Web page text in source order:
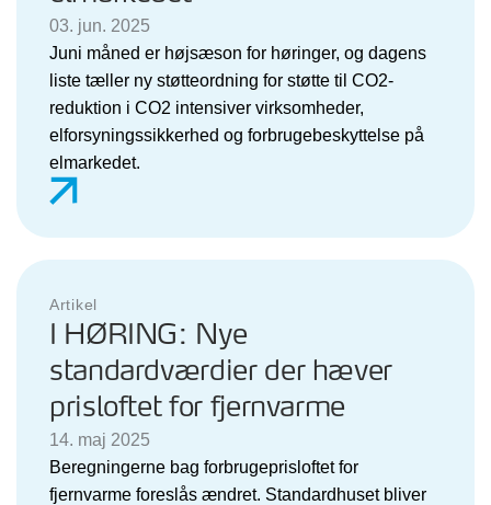
03. jun. 2025
Juni måned er højsæson for høringer, og dagens
liste tæller ny støtteordning for støtte til CO2-
reduktion i CO2 intensiver virksomheder,
elforsyningssikkerhed og forbrugebeskyttelse på
elmarkedet.
Artikel
I HØRING: Nye
standardværdier der hæver
prisloftet for fjernvarme
14. maj 2025
Beregningerne bag forbrugeprisloftet for
fjernvarme foreslås ændret. Standardhuset bliver